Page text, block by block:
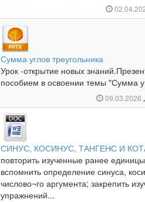
Сумма углов треугольника
Урок -открытие новых
пособием в освоении темы "Сумма
09.03.2026
СИНУС, КОСИНУС, ТАНГЕНС И
повторить изученные ранее
вспомнить определение синуса,
числово¬го аргумента; закрепить
упражнений...